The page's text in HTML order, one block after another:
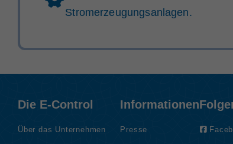
Stromerzeugungsanlagen.
Die E-Control
Über das Unternehmen
Informationen
Presse